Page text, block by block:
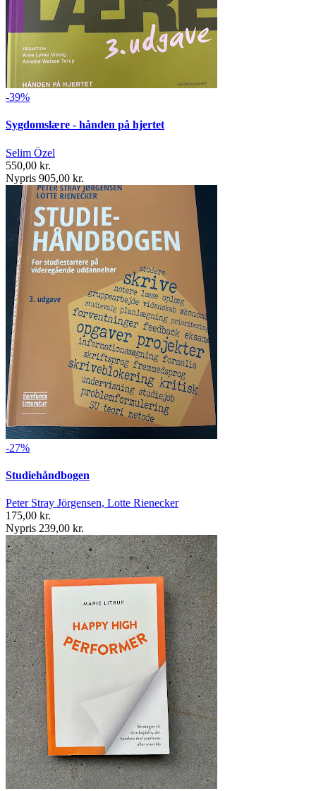
-39%
Sygdomslære - hånden på hjertet
Selim Özel
550,00 kr.
Nypris 905,00 kr.
-27%
Studiehåndbogen
Peter Stray Jörgensen, Lotte Rienecker
175,00 kr.
Nypris 239,00 kr.